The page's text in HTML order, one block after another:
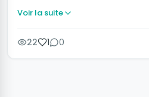
Voir la suite
22 1 0